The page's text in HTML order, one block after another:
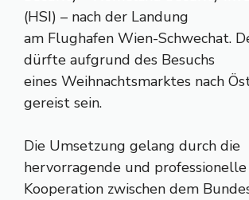
(HSI) – nach der Landung
am Flughafen Wien-Schwechat.
dürfte aufgrund des Besuchs
eines Weihnachtsmarktes nach
gereist sein.
Die Umsetzung gelang durch die
hervorragende und professionelle
Kooperation zwischen dem